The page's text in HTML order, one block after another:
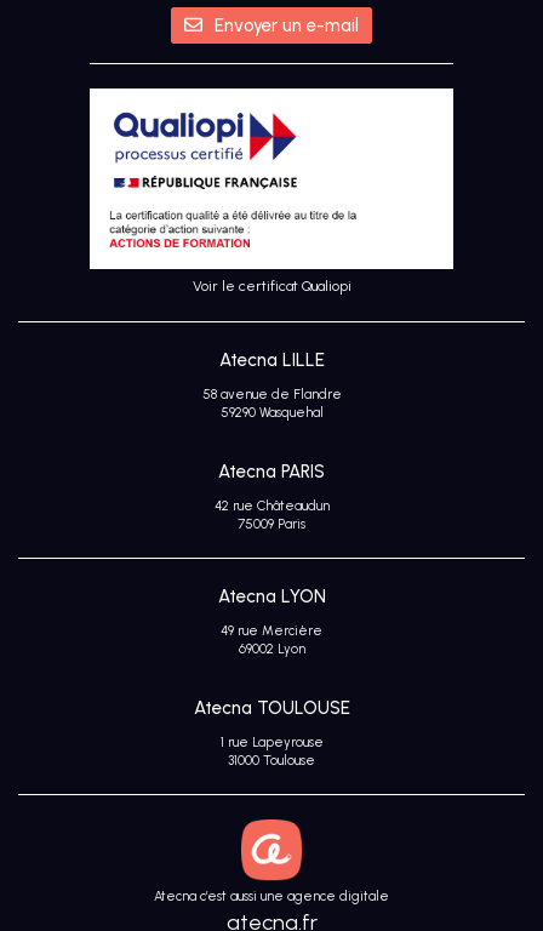
IA
UX &
DESIGN
THINKING
UI
Avis
Envoyer un e-mail
Voir le certificat Qualiopi
Atecna LILLE
58 avenue de Flandre
59290 Wasquehal
Atecna PARIS
42 rue Châteaudun
75009 Paris
Atecna LYON
49 rue Mercière
69002 Lyon
Atecna TOULOUSE
1 rue Lapeyrouse
31000 Toulouse
Atecna c’est aussi une agence digitale
atecna.fr